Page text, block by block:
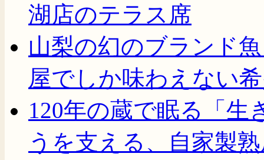
湖店のテラス席
山梨の幻のブランド
屋でしか味わえない
120年の蔵で眠る「生
うを支える、自家製